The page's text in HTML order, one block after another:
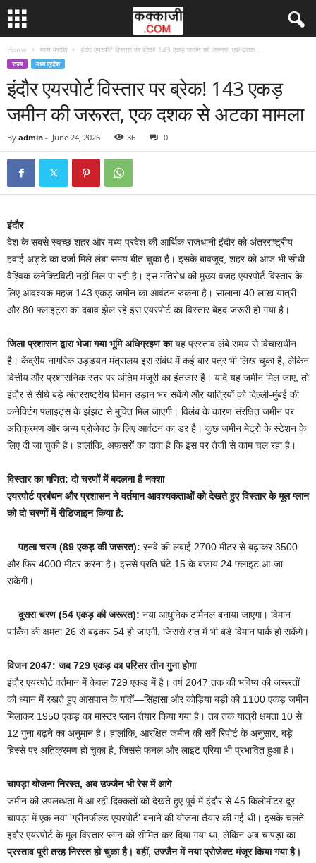
Home मध्य प्रदेश इंदौर एयरपोर्ट विस्तार पर ब्रेक! 143 एकड़ जमीन की जरूरत, एक दशक...
राज्य मध्य प्रदेश
इंदौर एयरपोर्ट विस्तार पर ब्रेक! 143 एकड़
जमीन की जरूरत, एक दशक से अटका मामला
By admin - June 24, 2026 36 0
इंदौर
देश के सबसे स्वच्छ शहर और मध्य प्रदेश की आर्थिक राजधानी इंदौर को अंतरराष्ट्रीय
हवाई अड्डे का दर्जा मिले लंबा समय बीत चुका है। इसके बावजूद, शहर को आज भी सीधी
वैश्विक कनेक्टिविटी नहीं मिल पा रही है। इस गतिरोध की मुख्य वजह एयरपोर्ट विस्तार के
लिए आवश्यक महज 143 एकड़ जमीन का आवंटन रुकना है। सालाना 40 लाख यात्री
और 80 फ्लाइट्स का दबाव झेल रहे इस एयरपोर्ट का विस्तार बेहद जरूरी हो गया है।
जिला प्रशासन द्वारा भेजा गया भूमि अधिग्रहण कायह प्रस्ताव लंबे समय से विचाराधीन
है। केंद्रीय नागरिक उड्डयन मंत्रालय इस संबंध में कई बार पत्र भी लिख चुका है, लेकिन
वित्तीय और प्रशासनिक स्तर पर अंतिम मंजूरी का इंतजार है। यदि यह जमीन मिल जाए, तो
इंदौर से सीधे बड़े अंतरराष्ट्रीय विमान उड़ान भर सकेंगे और यात्रियों को दिल्ली-मुंबई की
कनेक्टिंग फ्लाइट्स के झंझट से मुक्ति मिल जाएगी। विलंब के कारण संरक्षित जमीन पर
अतिक्रमण और अन्य प्रोजेक्ट के लिए आवंटन का डर है। कुछ जमीन मेट्रो के स्टेशन के
लिए दी जा चुकी है। हालांकि, अफसरों का दावा है कि इस पर तेजी से काम चल रहा है।
विस्तार का गणित: दो चरणों में बदलना है नक्शा
एयरपोर्ट प्रबंधन और प्रशासन ने वर्तमान आवश्यकताओं को देखते हुए विस्तार के मूल प्लान
को दो चरणों में रीडिजाइन किया है:
पहला चरण (89 एकड़ की जरूरत): रनवे की लंबाई 2700 मीटर से बढ़ाकर 3500
और फिर 4000 मीटर करना है। इससे प्रति घंटे 15 के बजाय 24 फ्लाइट आ-जा
सकेंगी।
दूसरा चरण (54 एकड़ की जरूरत): नया आधुनिक टर्मिनल बनाया जाएगा। विमान
पार्किंग की क्षमता 26 से बढ़कर 54 हो जाएगी, जिससे रात में भी बड़े विमान पार्क हो सकेंगे।
विजन 2047: जब 729 एकड़ का परिसर तीन गुना होगा
इंदौर एयरपोर्ट वर्तमान में केवल 729 एकड़ में है। वर्ष 2047 तक की भविष्य की जरूरतों
को ध्यान में रखते हुए आसपास के गांवों—सिंहासा और कोड़िया बड़ी की 1100 एकड़ जमीन
मिलाकर 1950 एकड़ का मास्टर प्लान तैयार किया गया है। तब तक यात्री क्षमता 10 से
12 गुना बढ़ने का अनुमान है। हालांकि, आरक्षित जमीन की सर्वे रिपोर्ट के अनुसार, बड़े
हिस्से पर अतिक्रमण हो चुका है, जिससे फनल और लाइट एरिया भी प्रभावित हुआ है।
चापड़ा योजना निरस्त, अब उज्जैन भी रेस में आगे
जमीन की उपलब्धता में आ रही दिक्कतों को देखते हुए पूर्व में इंदौर से 45 किलोमीटर दूर
चापड़ा में एक नया 'ग्रीनफील्ड एयरपोर्ट' बनाने की योजना तैयार की गई थी। इसके चलते
इंदौर एयरपोर्ट के मूल विस्तार प्लान को सीमित कर दिया गया था, लेकिन अब चापड़ा का
प्रस्ताव पूरी तरह निरस्त हो चुका है। वहीं, उज्जैन में नया प्रोजेक्ट मंजूर किया गया है।